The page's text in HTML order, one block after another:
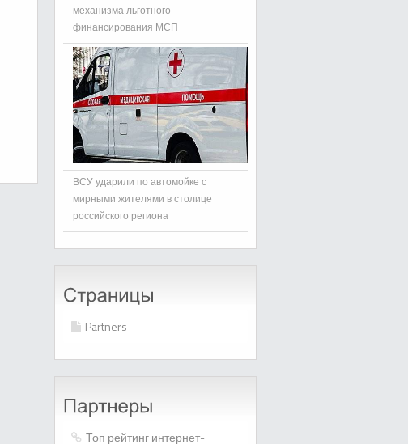
механизма льготного
финансирования МСП
ВСУ ударили по автомойке с
мирными жителями в столице
российского региона
Partners
Топ рейтинг интернет-